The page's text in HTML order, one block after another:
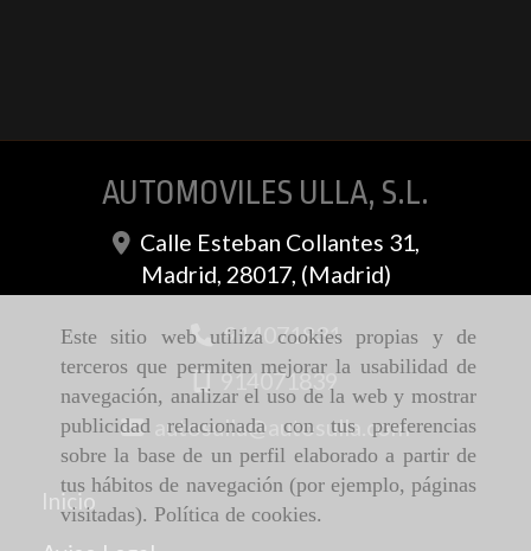
Este sitio web utiliza cookies propias y de
terceros que permiten mejorar la usabilidad de
navegación, analizar el uso de la web y mostrar
publicidad relacionada con tus preferencias
sobre la base de un perfil elaborado a partir de
tus hábitos de navegación (por ejemplo, páginas
visitadas). Política de cookies.
AUTOMOVILES ULLA, S.L.
Calle Esteban Collantes 31,
Madrid, 28017, (Madrid)
914071831
914071839
autosulla
autosulla.com
Inicio